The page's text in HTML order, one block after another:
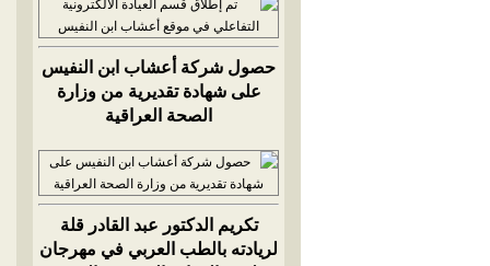
حصول شركة أعشاب ابن النفيس
على شهادة تقديرية من وزارة
الصحة العراقية
تكريم الدكتور عبد القادر قلة
لريادته بالطب العربي في مهرجان